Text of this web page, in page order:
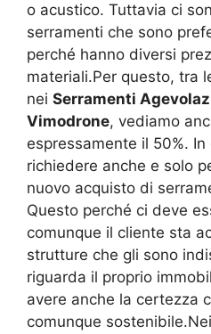
o acustico. Tuttavia ci
serramenti che sono
perché hanno diversi
materiali.Per questo, tra
nei Serramenti
Vimodrone, vediamo
espressamente il 50%.
richiedere anche e solo
nuovo acquisto di
Questo perché ci deve
comunque il cliente sta
strutture che gli sono
riguarda il proprio
avere anche la certezza
comunque sostenibile.Nei